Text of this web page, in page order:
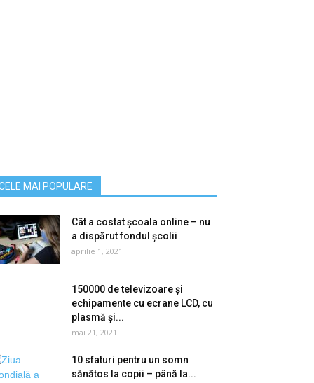
MAI POPULARE
Cât a costat școala online – nu
a dispărut fondul școlii
aprilie 1, 2021
150000 de televizoare și
echipamente cu ecrane LCD, cu
plasmă și...
mai 21, 2021
10 sfaturi pentru un somn
sănătos la copii – până la...